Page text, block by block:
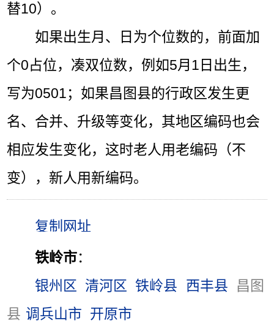
替10）。
如果出生月、日为个位数的，前面加
个0占位，凑双位数，例如5月1日出生，
写为0501；如果昌图县的行政区发生更
名、合并、升级等变化，其地区编码也会
相应发生变化，这时老人用老编码（不
变），新人用新编码。
铁岭市：
银州区 清河区 铁岭县 西丰县
昌图
县 调兵山市 开原市